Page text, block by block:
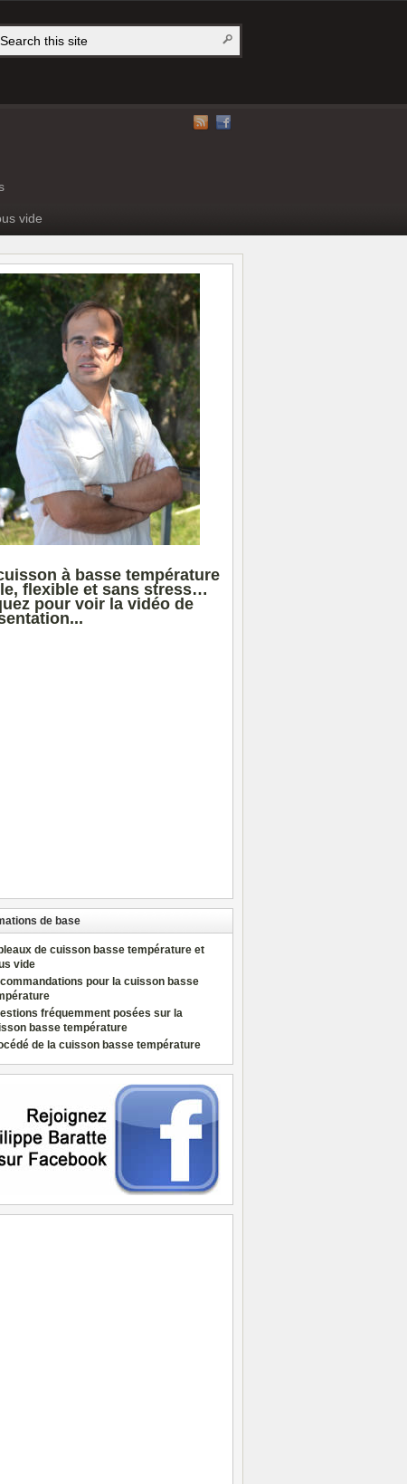
vide
à basse température
flexible et sans stress…
pour voir la vidéo de
de base
de cuisson basse température et
vide
pour la cuisson basse
fréquemment posées sur la
basse température
de la cuisson basse température